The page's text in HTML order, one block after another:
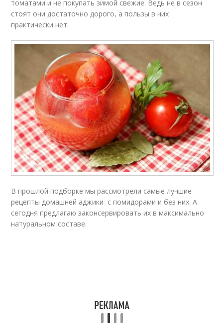
томатами и не покупать зимой свежие. Ведь не в сезон
стоят они достаточно дорого, а пользы в них
практически нет.
В прошлой подборке мы рассмотрели самые лучшие
рецепты домашней аджики с помидорами и без них. А
сегодня предлагаю законсервировать их в максимально
натуральном составе.